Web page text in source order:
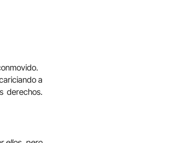
a
derechos.